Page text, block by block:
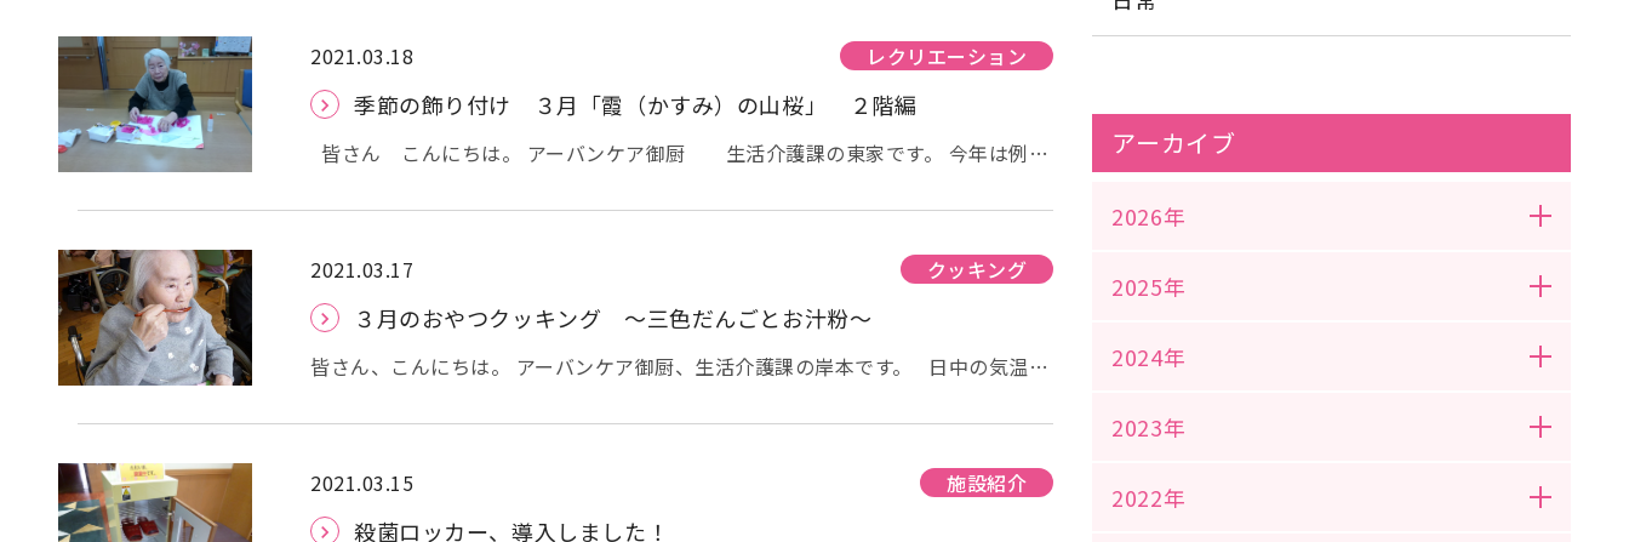
は、こちらからご覧いただけます。→１・２・３・４・５ 今回のオイルは、刺
激が少なくて肌に優しいことから、赤ちゃんにも使えるおすすめの肌ケアグッズと
して、ここ数年人気が高まっている「カレンデュラ」です。 カレンデュラは、和名
で、キンセンカといい、キク科の植物です。 英名の別名は、ポットマリーゴールド
です。 欧米では古くから若葉や花を食用にして来ました。また薬効のある植物と
「昔、商売で魚屋していた時は・・・」 と、ご自身の幼少の頃のお話から、最
ると、スッキリしたお顔で、 「いや～、なんか気持ちが良いわ～」 と笑顔を見
ージをさせて頂きたいと思います。
2021.03.18 レクリエーション
季節の飾り付け ３月「霞（かすみ）の山桜」 ２階編
皆さん こんにちは。 アーバンケア御厨 生活介護課の東家です。 今年は例年
たいです。 その為 お花見にけないので 雰囲気を味わって頂きました。 今回
します。 職員が下書した木の絵へ 色紙で 桜の形に折った作品を 貼り付けて
頂きました。 貼り絵は 毎月ですので 糊の使い方も 慣れて来られて 素早く
出来上がりました。 入居様 へ 少しずつ 貼って頂きまし
た。。 出来上がりました＊ お花見の記念写真です。 入居様が 来月の
貼り絵は何？と 質問されておられます。 来月も季節を感じられる作品を皆様
2021.03.17 クッキング
３月のおやつクッキング ～三色だんごとお汁粉～
皆さん、こんにちは。 アーバンケア御厨、生活介護課の岸本です。 日中の気温が
残念ながら、まだコロナ収束とはいかずお花見は無理そうです。 ですが、ご入居
い、準備をしています。 第一弾はおやつクッキングです。 春っぽい雰囲気をとい
う事で、三色だんごを。 ちょっと温かい物も欲しいなという事でお汁粉を用意し
2021.03.15 施設紹介
殺菌ロッカー、導入しました！
アーカイブ
2026年
2025年
2024年
2023年
2022年